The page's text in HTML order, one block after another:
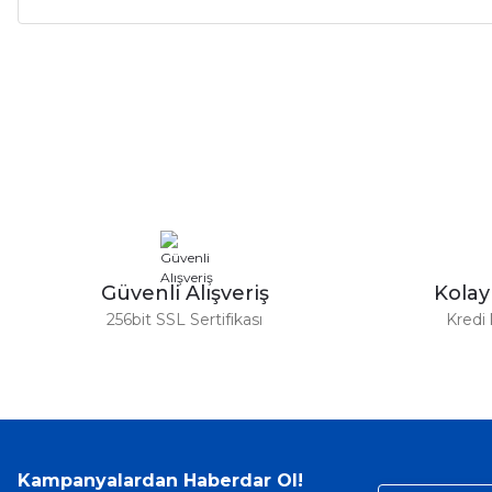
Ürün fiyatı diğer sitelerden daha pahalı.
Bu ürüne benzer farklı alternatifler olmalı.
Güvenli Alışveriş
256bit SSL Sertifikası Kredi
Kampanyalardan Haberdar Ol!